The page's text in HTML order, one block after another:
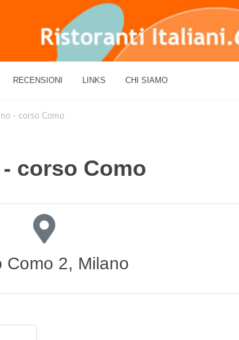
RECENSIONI LINKS CHI SIAMO
- corso Como
corso Como
Como 2, Milano